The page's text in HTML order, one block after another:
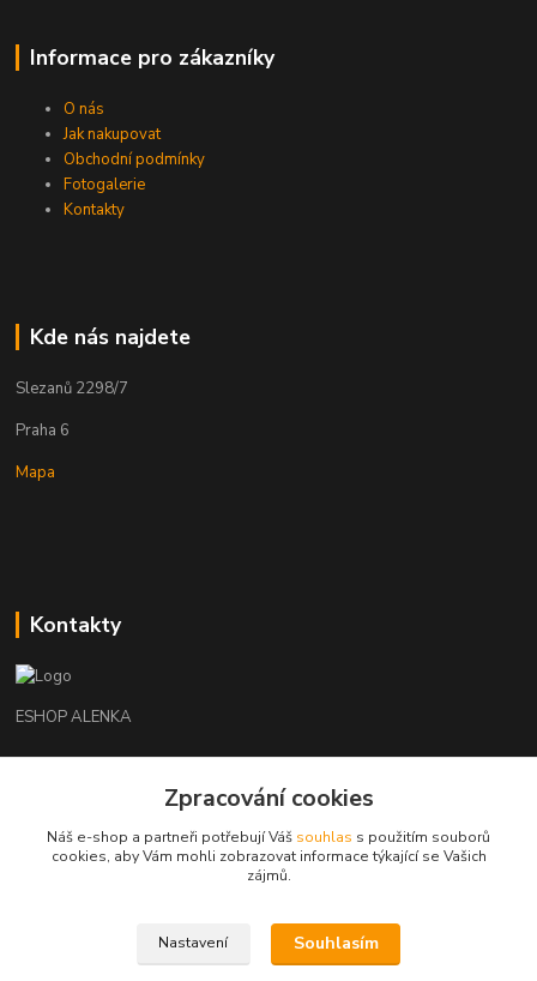
Informace pro zákazníky
O nás
Jak nakupovat
Obchodní podmínky
Fotogalerie
Kontakty
Kde nás najdete
Slezanů 2298/7
Praha 6
Mapa
Kontakty
ESHOP ALENKA
+420602541312
orechovka@inmes.cz
Zpracování cookies
Náš e-shop a partneři potřebují Váš souhlas s použitím souborů
cookies, aby Vám mohli zobrazovat informace týkající se Vašich
zájmů.
Nastavení Souhlasím